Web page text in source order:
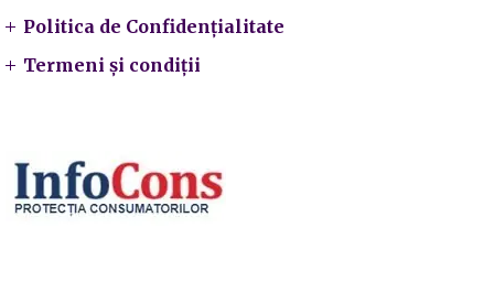
Politica de Confidențialitate
Termeni și condiții